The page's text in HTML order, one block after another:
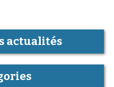
actualités